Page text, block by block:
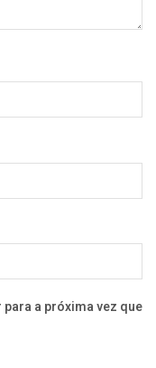
a próxima vez que